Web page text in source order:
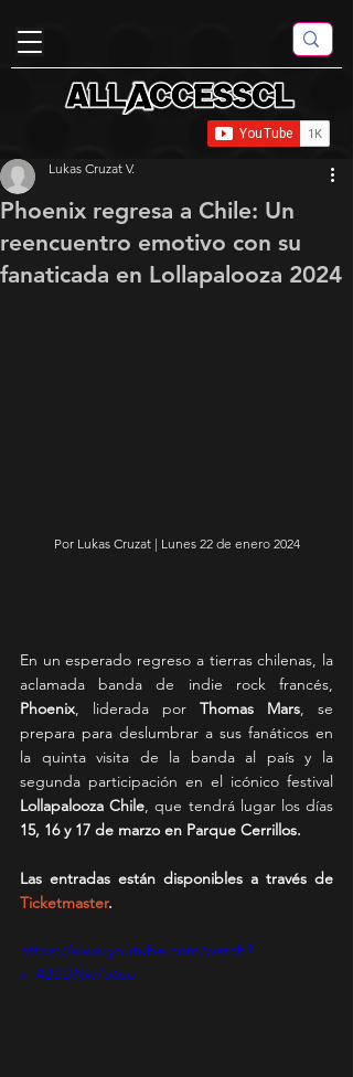
Phoenix regresa a Chile: Un
reencuentro emotivo con su
fanaticada en Lollapalooza 2024
Lukas Cruzat V.
Por Lukas Cruzat | Lunes 22 de enero 2024
En un esperado regreso a tierras chilenas, la
Phoenix, liderada por Thomas Mars, se
prepara para deslumbrar a sus fanáticos en
la quinta visita de la banda al país y la
Lollapalooza Chile
15, 16 y 17 de marzo en Parque Cerrillos.
Ticketmaster.
https://www.youtube.com/watch?
v=4BJDNw7o6so